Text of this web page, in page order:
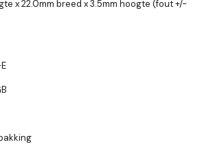
x 22.0mm breed x 3.5mm hoogte (fout +/-